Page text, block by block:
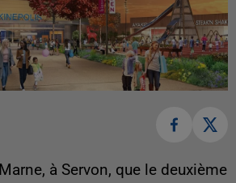
à Servon, que le deuxième